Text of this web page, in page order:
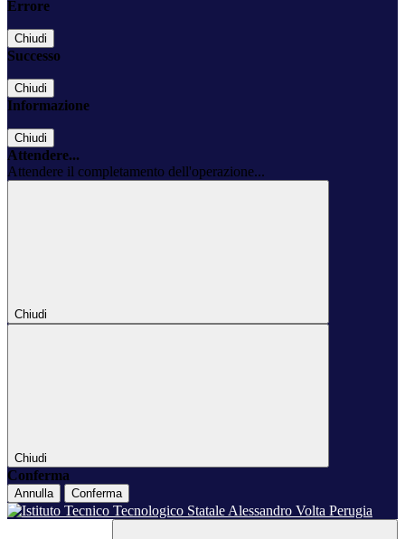
Errore
Chiudi
Successo
Chiudi
Informazione
Chiudi
Attendere...
Attendere il completamento dell'operazione...
Chiudi
Chiudi
Conferma
Annulla Conferma